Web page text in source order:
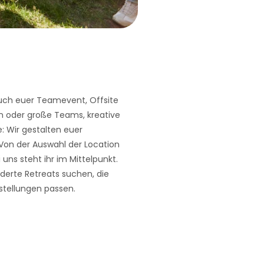
euer Teamevent, Offsite
oder große Teams, kreative
Wir gestalten euer
der Auswahl der Location
uns steht ihr im Mittelpunkt.
Retreats suchen, die
passen.